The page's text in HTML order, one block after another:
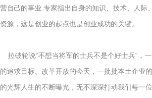
营自己的事业.专家指出自身的知识、技术、人际
资源，这是创业的起点也是创业成功的关键。
拉破轮说“不想当将军的士兵不是个好士兵”，
的追求目标。改革开放的今天，一批批本土企业
的光辉人生的不断曝光，无不深深打动我们每一